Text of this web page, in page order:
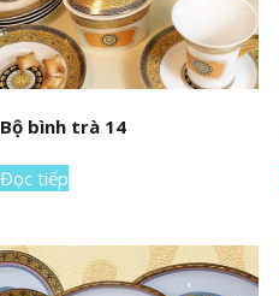
Bộ bình trà 14
Đọc tiếp